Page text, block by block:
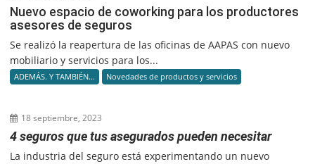
Nuevo espacio de coworking para los productores
asesores de seguros
Se realizó la reapertura de las oficinas de AAPAS con nuevo
mobiliario y servicios para los...
ADEMÁS. Y TAMBIÉN... Novedades de productos y servicios
18 septiembre, 2023
4 seguros que tus asegurados pueden necesitar
La industria del seguro está experimentando un nuevo